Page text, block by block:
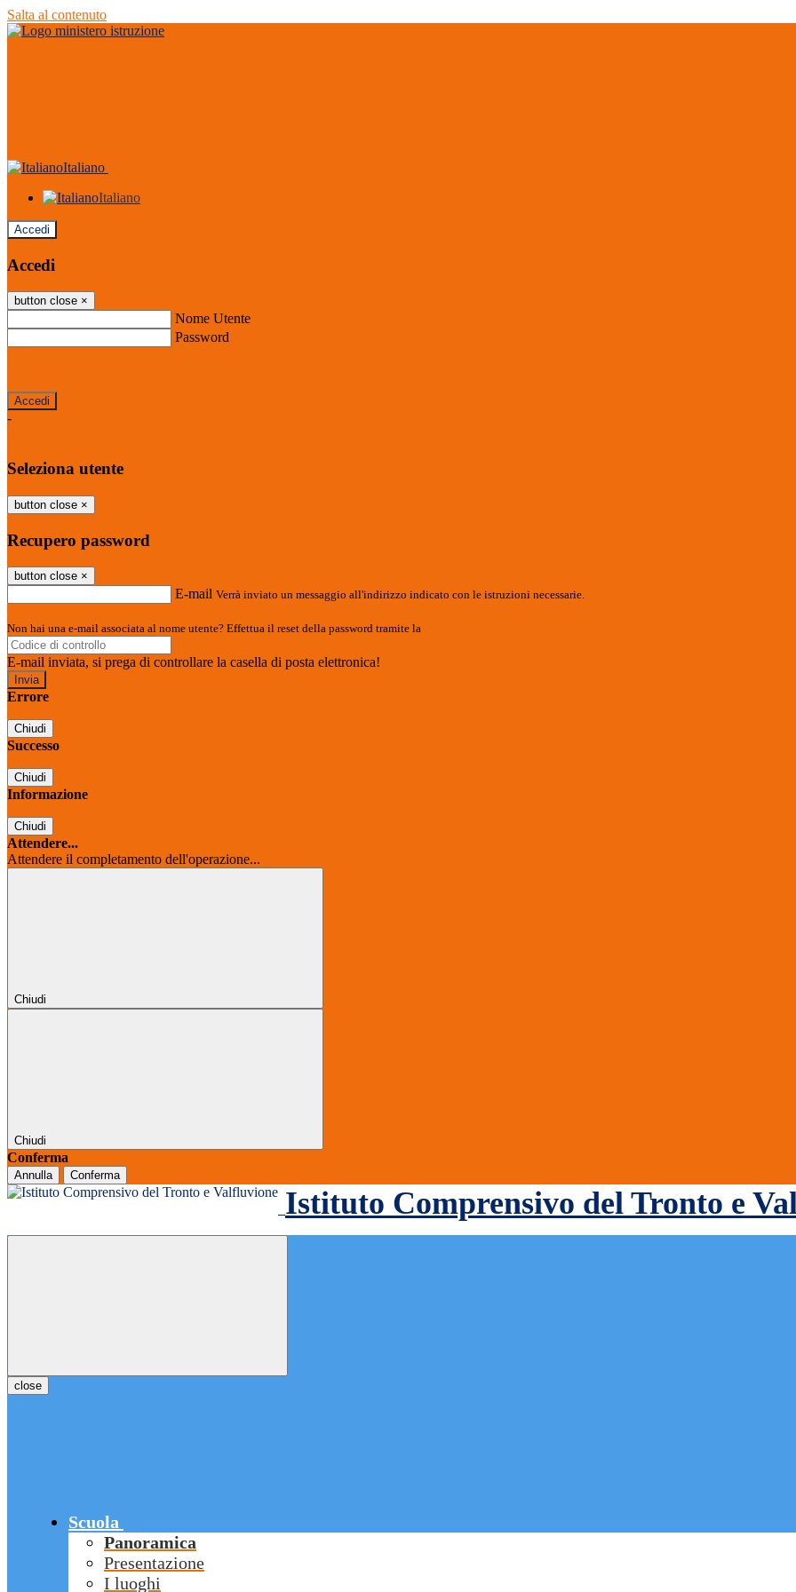
Salta al contenuto
Italiano
Italiano
Accedi
Accedi
button close ×
Nome Utente
Password
-
Seleziona utente
button close ×
Recupero password
button close ×
E-mail Verrà inviato un messaggio all'indirizzo indicato con le istruzioni necessarie.
Non hai una e-mail associata al nome utente? Effettua il reset della password tramite la
E-mail inviata, si prega di controllare la casella di posta elettronica!
Errore
Chiudi
Successo
Chiudi
Informazione
Chiudi
Attendere...
Attendere il completamento dell'operazione...
Chiudi
Chiudi
Conferma
Annulla Conferma
Istituto Comprensivo del Tronto e
close
Scuola
Panoramica
Presentazione
I luoghi